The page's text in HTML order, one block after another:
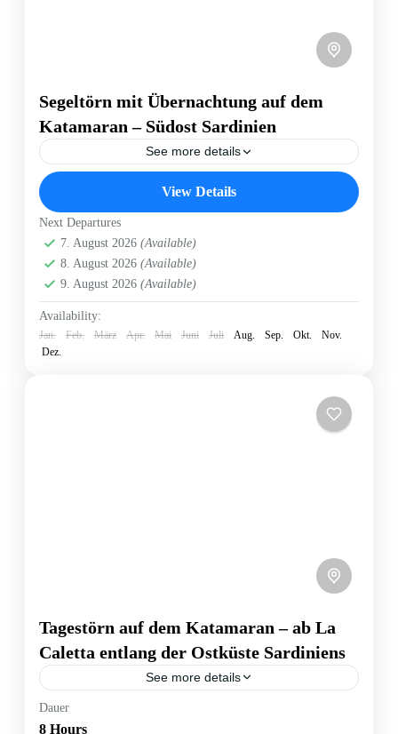
Segeltörn mit Übernachtung auf dem
Katamaran – Südost Sardinien
See more details
Erlebe sternenklare Nächte und die absolute Ruhe auf
dem offenen Meer – fernab vom Trubel des Alltags.
An Bord der Discovery, einem komfortablen
Katamaran, erwartet...
Bérchida beach,Cala Goloritzé
Luna,Cala Mariolu,Cala Sisine
Pools of Venus - Piscine di Venere
Comino
2 People
View Details
Next Departures
7. August 2026 (Available)
8. August 2026 (Available)
9. August 2026 (Available)
Availability:
Jan. Feb. März Apr. Mai Juni Juli Aug. Sep. Okt.
Nov.
Dez.
Tagestörn auf dem Katamaran – ab La
Caletta entlang der Ostküste Sardiniens
See more details
Ein Tagestörn auf dem Katamaran ist die entspannte
Möglichkeit, Sardinien vom Wasser aus zu genießen.
Dauer
8 Hours